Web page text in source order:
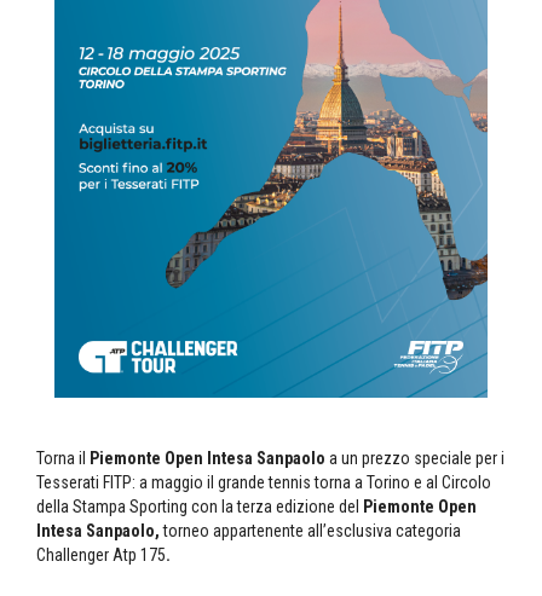
Torna il Piemonte Open Intesa Sanpaolo a un prezzo speciale per i
Tesserati FITP: a maggio il grande tennis torna a Torino e al Circolo
della Stampa Sporting con la terza edizione del
Piemonte Open
Intesa Sanpaolo,torneo appartenente all’esclusiva categoria
Challenger Atp 175.